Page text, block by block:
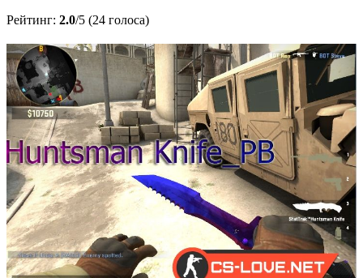
Рейтинг: 2.0/5 (24 голоса)